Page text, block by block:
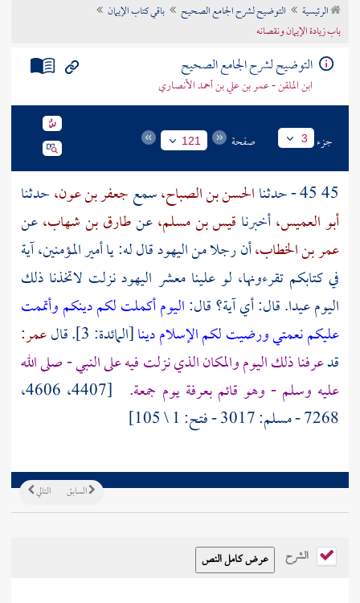
تراجم الأعلام
الرئيسية التوضيح لشرح الجامع الصحيح
باقي كتاب الإيمان
باب زيادة الإيمان ونقصانه
التوضيح لشرح الجامع الصحيح
ابن الملقن - عمر بن علي بن أحمد الأنصاري
جزء 3 صفحة 121
45 45 - حدثنا الحسن بن الصباح،سمعجعفر بن عون،حدثنا
أبو العميس،أخبرنا قيس بن مسلم،عنطارق بن شهاب،عن
عمر بن الخطاب،أن رجلا مناليهودقال له: يا أمير المؤمنين، آية
في كتابكم تقرءونها، لو علينا معشر اليهودنزلت لاتخذنا ذلك
اليوم عيدا. قال: أي آية؟ قال:اليوم أكملت لكم دينكم وأتممت
عليكم نعمتي ورضيت لكم الإسلام دينا[المائدة: 3]. قال
عمر:
قدعرفنا ذلك اليوم والمكان الذي نزلت فيه على النبي - صلى الله
عليه وسلم - وهو قائمبعرفةيوم جمعة.
[4407، 4606،
7268 - مسلم: 3017 - فتح: 1 \ 105]
التالي السابق
الشرح